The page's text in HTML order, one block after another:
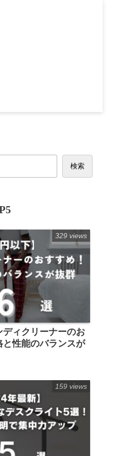
検索
ディクリーナーのお
性能のバランスが
329 views
159 views